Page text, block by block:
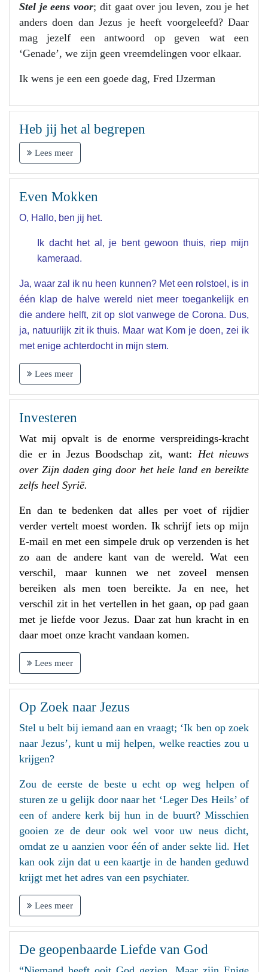
Stel je eens voor; dit gaat over jou leven, zou je het
anders doen dan Jezus je heeft voorgeleefd? Daar
mag jezelf een antwoord op geven wat een
‘Genade’, we zijn geen vreemdelingen voor elkaar.
Ik wens je een een goede dag, Fred IJzerman
Heb jij het al begrepen
Lees meer
Even Mokken
O, Hallo, ben jij het.
Ik dacht het al, je bent gewoon thuis, riep mijn
kameraad.
Ja, waar zal ik nu heen kunnen? Met een rolstoel, is in
één klap de halve wereld niet meer toegankelijk en
die andere helft, zit op slot vanwege de Corona. Dus,
ja, natuurlijk zit ik thuis. Maar wat Kom je doen, zei ik
met enige achterdocht in mijn stem.
Lees meer
Investeren
Wat mij opvalt is de enorme verspreidings-kracht
die er in Jezus Boodschap zit, want: Het nieuws
over Zijn daden ging door het hele land en bereikte
zelfs heel Syrië.
En dan te bedenken dat alles per voet of rijdier
verder vertelt moest worden. Ik schrijf iets op mijn
E-mail en met een simpele druk op verzenden is het
zo aan de andere kant van de wereld. Wat een
verschil, maar kunnen we net zoveel mensen
bereiken als men toen bereikte. Ja en nee, het
verschil zit in het vertellen in het gaan, op pad gaan
met je liefde voor Jezus. Daar zat hun kracht in en
daar moet onze kracht vandaan komen.
Lees meer
Op Zoek naar Jezus
Stel u belt bij iemand aan en vraagt; ‘Ik ben op zoek
naar Jezus’, kunt u mij helpen, welke reacties zou u
krijgen?
Zou de eerste de beste u echt op weg helpen of
sturen ze u gelijk door naar het ‘Leger Des Heils’ of
een of andere kerk bij hun in de buurt? Misschien
gooien ze de deur ook wel voor uw neus dicht,
omdat ze u aanzien voor één of ander sekte lid. Het
kan ook zijn dat u een kaartje in de handen geduwd
krijgt met het adres van een psychiater.
Lees meer
De geopenbaarde Liefde van God